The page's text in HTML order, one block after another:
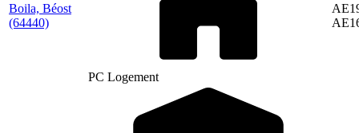
Boila, Béost
(64440)
PC Logement